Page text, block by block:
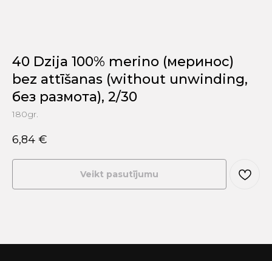
40 Dzija 100% merino (меринос)
bez attīšanas (without unwinding,
без размота), 2/30
180gr.
6,84 €
Veikt pasutījumu